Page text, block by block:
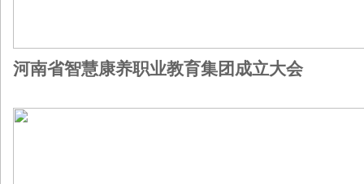
河南省智慧康养职业教育集团成立大会